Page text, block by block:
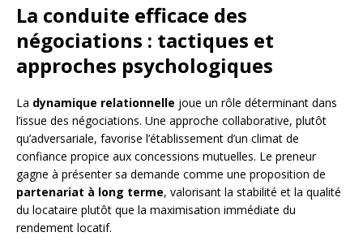
La conduite efficace des
négociations : tactiques et
approches psychologiques
La dynamique relationnelle joue un rôle déterminant dans
l’issue des négociations. Une approche collaborative, plutôt
qu’adversariale, favorise l’établissement d’un climat de
confiance propice aux concessions mutuelles. Le preneur
gagne à présenter sa demande comme une proposition de
partenariat à long terme, valorisant la stabilité et la qualité
du locataire plutôt que la maximisation immédiate du
rendement locatif.